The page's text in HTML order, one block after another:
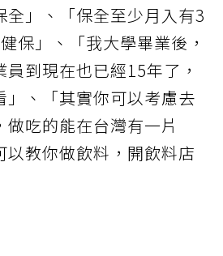
全」、「保全至少月入有3
保」、「我大學畢業後，
到現在也已經15年了，
」、「其實你可以考慮去
吃的能在台灣有一片
以教你做飲料，開飲料店